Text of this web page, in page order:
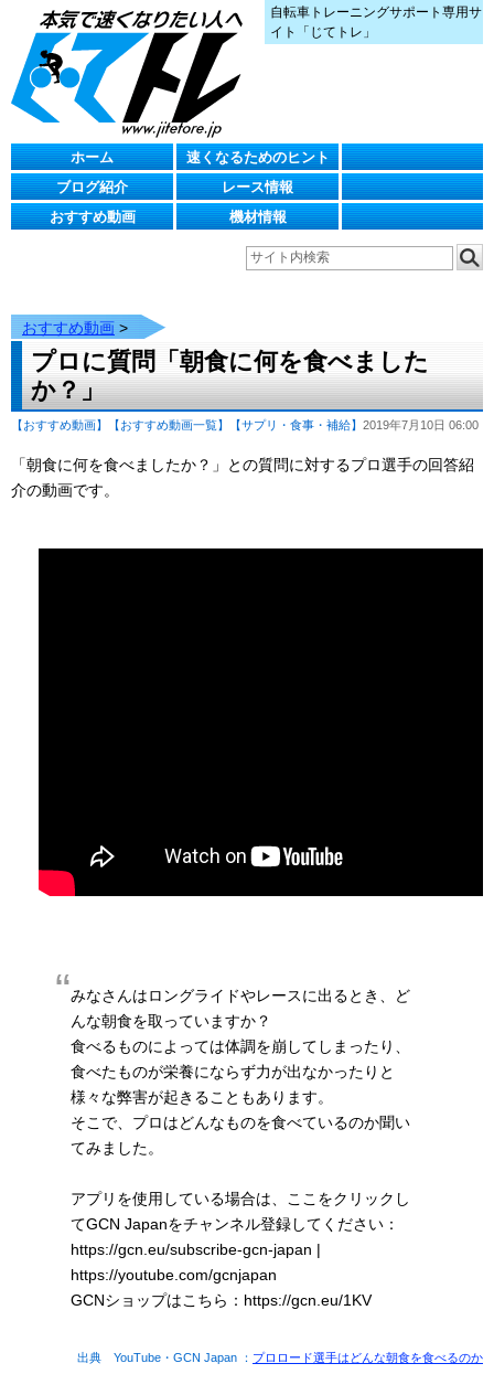
自転車トレーニングサポート専用サ
イト「じてトレ」
ホーム
速くなるためのヒント
ブログ紹介
レース情報
おすすめ動画
機材情報
おすすめ動画 >
プロに質問「朝食に何を食べました
か？」
【おすすめ動画】 【おすすめ動画一覧】 【サプリ・食事・補給】 2019年7月10日 06:00
「朝食に何を食べましたか？」との質問に対するプロ選手の回答紹
介の動画です。
みなさんはロングライドやレースに出るとき、ど
んな朝食を取っていますか？
食べるものによっては体調を崩してしまったり、
食べたものが栄養にならず力が出なかったりと
様々な弊害が起きることもあります。
そこで、プロはどんなものを食べているのか聞い
てみました。
アプリを使用している場合は、ここをクリックし
てGCN Japanをチャンネル登録してください：
https://gcn.eu/subscribe-gcn-japan |
https://youtube.com/gcnjapan
GCNショップはこちら：https://gcn.eu/1KV
出典 YouTube・GCN Japan ： プロロード選手はどんな朝食を食べるのか